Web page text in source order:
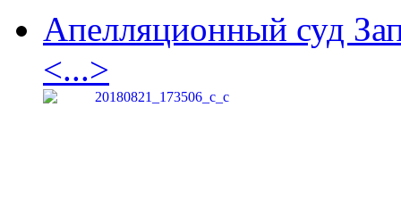
Апелляционный суд
<...>